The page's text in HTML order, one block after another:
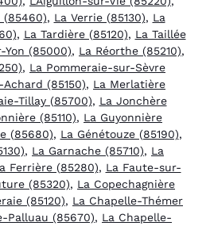
(85460), La Verrie (85130), La
, La Tardière (85120), La Taillée
Yon (85000), La Réorthe (85210),
, La Pommeraie-sur-Sèvre
(85150), La Merlatière
Tillay (85700), La Jonchère
(85110), La Guyonnière
(85680), La Génétouze (85190),
, La Garnache (85710), La
Ferrière (85280), La Faute-sur-
(85320), La Copechagnière
(85120), La Chapelle-Thémer
Palluau (85670), La Chapelle-